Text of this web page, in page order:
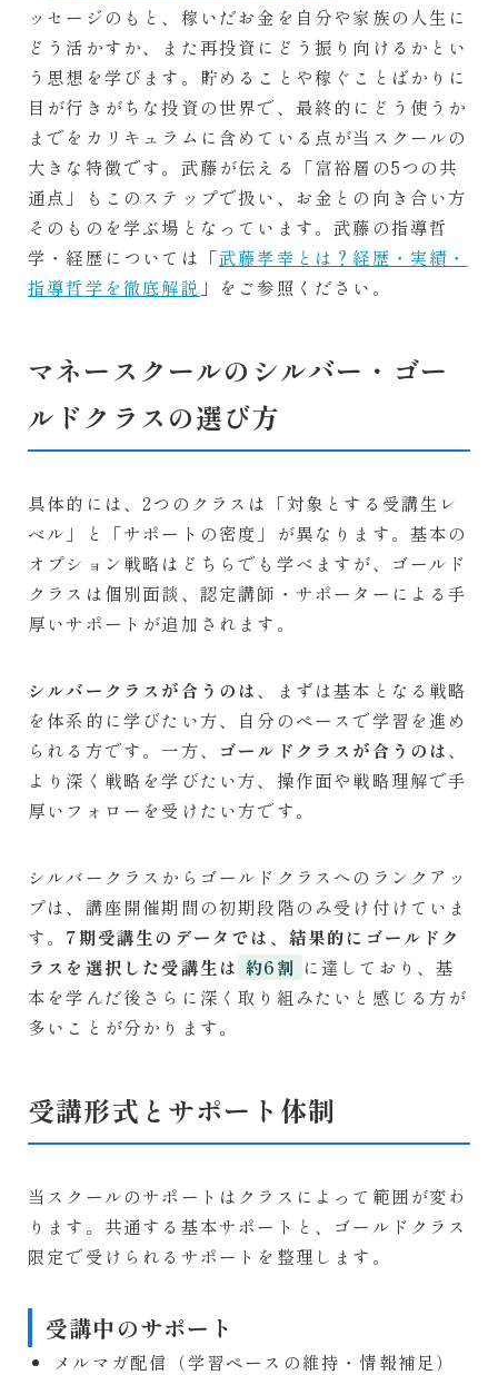
ッセージのもと、稼いだお金を自分や家族の人生に
どう活かすか、また再投資にどう振り向けるかとい
う思想を学びます。貯めることや稼ぐことばかりに
目が行きがちな投資の世界で、最終的にどう使うか
までをカリキュラムに含めている点が当スクールの
大きな特徴です。武藤が伝える「富裕層の5つの共
通点」もこのステップで扱い、お金との向き合い方
そのものを学ぶ場となっています。武藤の指導哲
学・経歴については「武藤孝幸とは？経歴・実績・
指導哲学を徹底解説 」をご参照ください。
マネースクールのシルバー・ゴー
ルドクラスの選び方
具体的には、2つのクラスは「対象とする受講生レ
ベル」と「サポートの密度」が異なります。基本の
オプション戦略はどちらでも学べますが、ゴールド
クラスは個別面談、認定講師・サポーターによる手
厚いサポートが追加されます。
シルバークラスが合うのは、まずは基本となる戦略
を体系的に学びたい方、自分のペースで学習を進め
られる方です。一方、 ゴールドクラスが合うのは、
より深く戦略を学びたい方、操作面や戦略理解で手
厚いフォローを受けたい方です。
シルバークラスからゴールドクラスへのランクアッ
プは、講座開催期間の初期段階のみ受け付けていま
す。 7期受講生のデータでは、結果的にゴールドク
ラスを選択した受講生は 約6割 に達しており、基
本を学んだ後さらに深く取り組みたいと感じる方が
多いことが分かります。
受講形式とサポート体制
当スクールのサポートはクラスによって範囲が変わ
ります。共通する基本サポートと、ゴールドクラス
限定で受けられるサポートを整理します。
受講中のサポート
メルマガ配信（学習ペースの維持・情報補足）